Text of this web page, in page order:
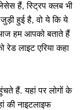
हैं, स्ट्रिप क्लब भी
हुई है, वो ये कि ये
हम आपको बताते हैं
रेड लाइट एरिया कहा
हैं. यहां पर लोगों के
की नाइटलाइफ